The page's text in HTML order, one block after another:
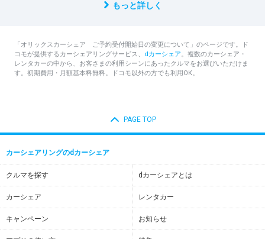
もっと詳しく
「オリックスカーシェア ご予約受付開始日の変更について」のページです。ド
コモが提供するカーシェアリングサービス、 dカーシェア。複数のカーシェア・
レンタカーの中から、お客さまの利用シーンにあったクルマをお選びいただけま
す。初期費用・月額基本料無料。ドコモ以外の方でも利用OK。
PAGE TOP
カーシェアリングのdカーシェア
クルマを探す dカーシェアとは
カーシェア レンタカー
キャンペーン お知らせ